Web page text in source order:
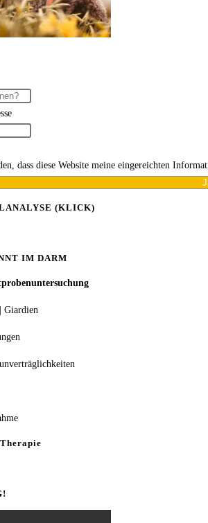
dass diese Website meine eingereichten
(KLICK)
IM DARM
Giardien